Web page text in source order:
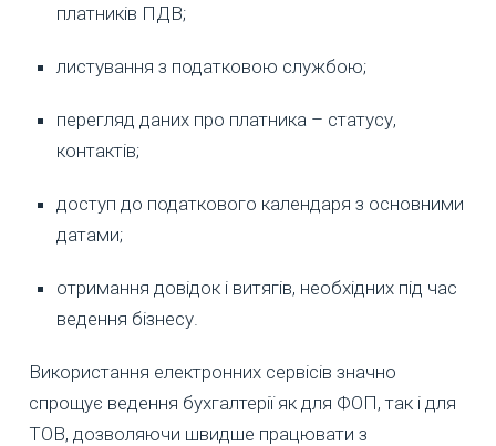
платників ПДВ;
листування з податковою службою;
перегляд даних про платника – статусу,
контактів;
доступ до податкового календаря з основними
датами;
отримання довідок і витягів, необхідних під час
ведення бізнесу.
Використання електронних сервісів значно
спрощує ведення бухгалтерії як для ФОП, так і для
ТОВ, дозволяючи швидше працювати з